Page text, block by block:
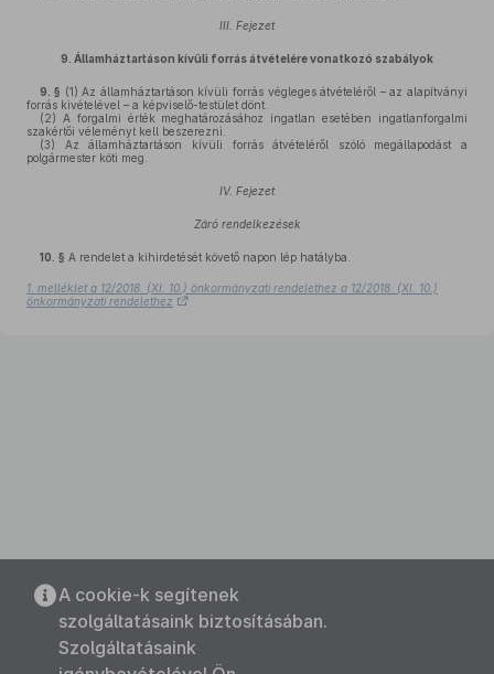
III. Fejezet
9. Államháztartáson kívüli forrás átvételére vonatkozó szabályok
9. § (1) Az államháztartáson kívüli forrás végleges átvételéről – az alapítványi
forrás kivételével – a képviselő-testület dönt.
(2) A forgalmi érték meghatározásához ingatlan esetében ingatlanforgalmi
szakértői véleményt kell beszerezni.
(3) Az államháztartáson kívüli forrás átvételéről szóló megállapodást a
polgármester köti meg.
IV. Fejezet
Záró rendelkezések
10. § A rendelet a kihirdetését követő napon lép hatályba.
1. melléklet a 12/2018. (XI. 10.) önkormányzati rendelethez a 12/2018. (XI. 10.)
önkormányzati rendelethez
A cookie-k segítenek
szolgáltatásaink biztosításában.
Szolgáltatásaink